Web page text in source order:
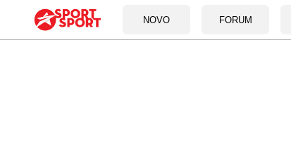
NOVO FORUM